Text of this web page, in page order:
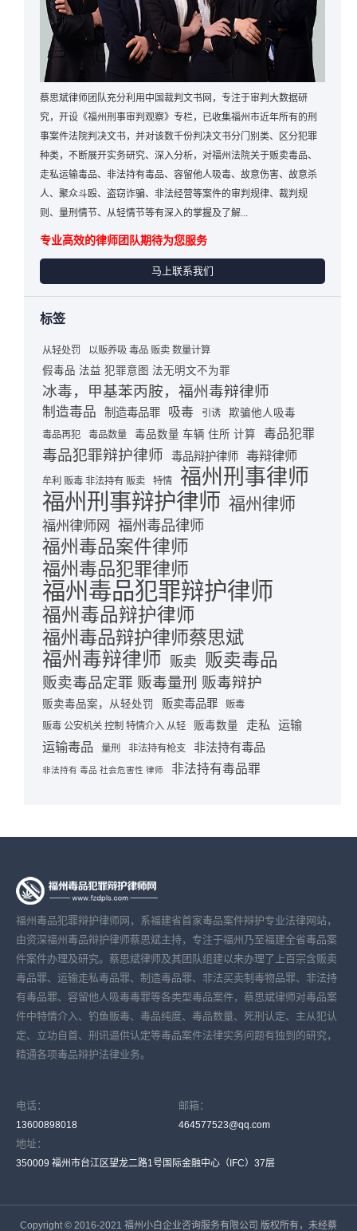
蔡思斌律师团队充分利用中国裁判文书网，专注于审判大数据研
究，开设《福州刑事审判观察》专栏，已收集福州市近年所有的刑
事案件法院判决文书，并对该数千份判决文书分门别类、区分犯罪
种类，不断展开实务研究、深入分析，对福州法院关于贩卖毒品、
走私运输毒品、非法持有毒品、容留他人吸毒、故意伤害、故意杀
人、聚众斗殴、盗窃诈骗、非法经营等案件的审判规律、裁判规
则、量刑情节、从轻情节等有深入的掌握及了解...
专业高效的律师团队期待为您服务
马上联系我们
标签
从轻处罚 以贩养吸 毒品 贩卖 数量计算
假毒品 法益 犯罪意图 法无明文不为罪
冰毒，甲基苯丙胺，福州毒辩律师
制造毒品 制造毒品罪 吸毒 引诱 欺骗他人吸毒
毒品再犯 毒品数量 毒品数量 车辆 住所 计算 毒品犯罪
毒品犯罪辩护律师 毒品辩护律师 毒辩律师
牟利 贩毒 非法持有 贩卖 特情 福州刑事律师
福州刑事辩护律师 福州律师
福州律师网 福州毒品律师
福州毒品案件律师
福州毒品犯罪律师
福州毒品犯罪辩护律师
福州毒品辩护律师
福州毒品辩护律师蔡思斌
福州毒辩律师 贩卖 贩卖毒品
贩卖毒品定罪 贩毒量刑 贩毒辩护
贩卖毒品案，从轻处罚 贩卖毒品罪
贩毒
贩毒 公安机关 控制 特情介入 从轻
贩毒数量 走私 运输
运输毒品 量刑 非法持有枪支 非法持有毒品
非法持有 毒品 社会危害性 律师 非法持有毒品罪
福州毒品犯罪辩护律师网，系福建省首家毒品案件辩护专业法律网站，
由资深福州毒品辩护律师蔡思斌主持，专注于福州乃至福建全省毒品案
件案件办理及研究。蔡思斌律师及其团队组建以来办理了上百宗含贩卖
毒品罪、运输走私毒品罪、制造毒品罪、非法买卖制毒物品罪、非法持
有毒品罪、容留他人吸毒毒罪等各类型毒品案件，蔡思斌律师对毒品案
件中特情介入、钓鱼贩毒、毒品纯度、毒品数量、死刑认定、主从犯认
定、立功自首、刑讯逼供认定等毒品案件法律实务问题有独到的研究，
精通各项毒品辩护法律业务。
电话：
13600898018
邮箱：
464577523@qq.com
地址：
350009 福州市台江区望龙二路1号国际金融中心（IFC）37层
Copyright © 2016-2021 福州小白企业咨询服务有限公司 版权所有，未经蔡